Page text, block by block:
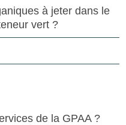
à jeter dans le
vert ?
de la GPAA ?